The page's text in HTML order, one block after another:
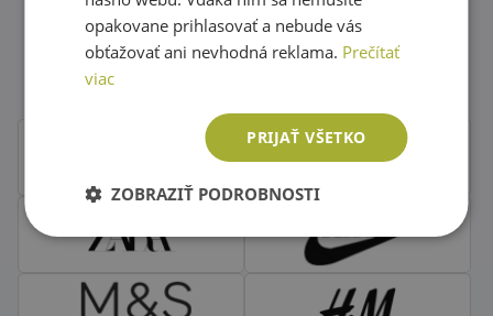
Obľúbené značky second hand
oblečenia
opakovane prihlasovať a nebude vás
obťažovať ani nevhodná reklama. Prečítať
viac
PRIJAŤ VŠETKO
ZOBRAZIŤ PODROBNOSTI